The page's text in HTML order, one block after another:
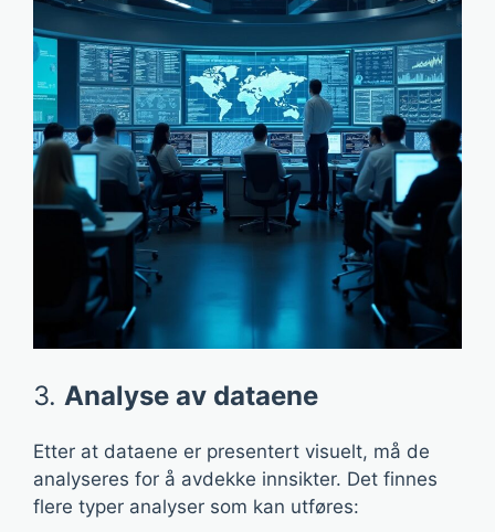
3. Analyse av dataene
Etter at dataene er presentert visuelt, må de
analyseres for å avdekke innsikter. Det finnes
flere typer analyser som kan utføres: